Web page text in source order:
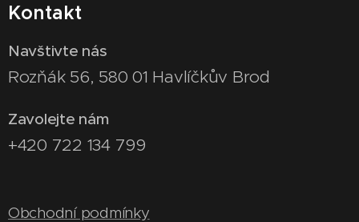
Kontakt
Navštivte nás
Rozňák 56, 580 01 Havlíčkův Brod
Zavolejte nám
+420 722 134 799
Obchodní podmínky